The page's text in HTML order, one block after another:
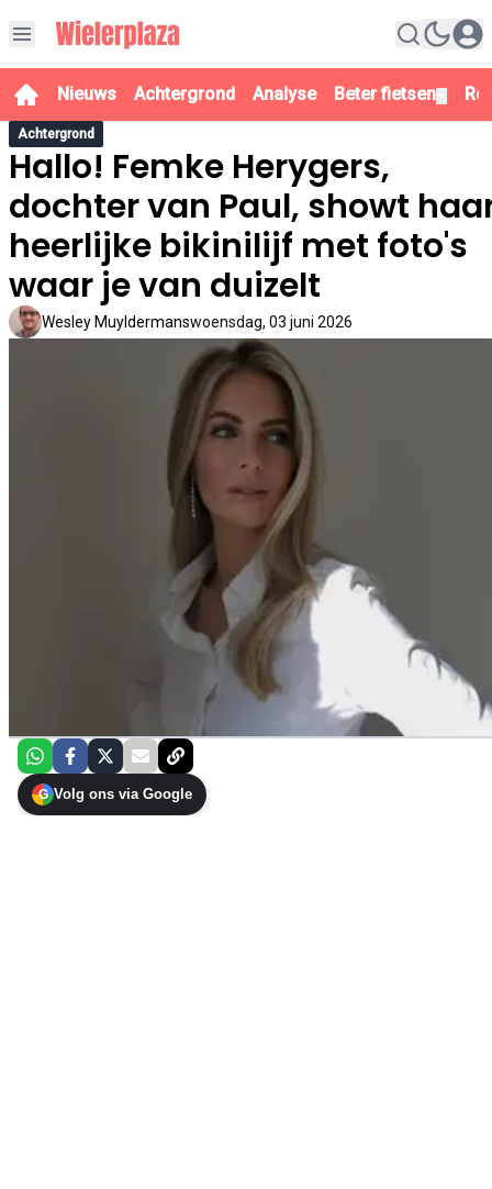
Nieuws Achtergrond Analyse Beter fietsen
Achtergrond
Hallo! Femke Herygers,
dochter van Paul, showt
heerlijke bikinilijf met foto's
waar je van duizelt
Wesley Muyldermanswoensdag, 03 juni 2026
G Volg ons via Google